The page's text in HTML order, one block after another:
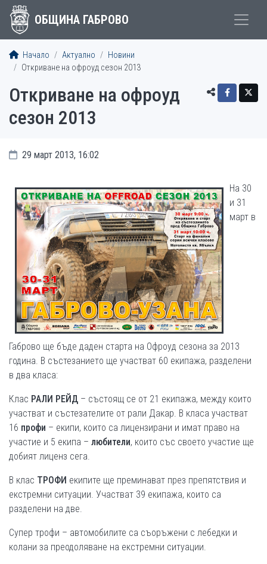
ОБЩИНА ГАБРОВО
Начало Актуално
Новини
Откриване на офроуд сезон 2013
Откриване на офроуд
сезон 2013
29 март 2013, 16:02
На 30
и 31
март в
Габрово ще бъде даден старта на Офроуд сезона за 2013
година. В състезанието ще участват 60 екипажа, разделени
в два класа:
Клас РАЛИ РЕЙД – състоящ се от 21 екипажа, между които
участват и състезателите от рали Дакар. В класа участват
16 профи – екипи, които са лицензирани и имат право на
участие и 5 екипа – любители, които със своето участие ще
добият лиценз сега.
В клас ТРОФИ екипите ще преминават през препятствия и
екстремни ситуации. Участват 39 екипажа, които са
разделени на две.
Супер трофи – автомобилите са съоръжени с лебедки и
колани за преодоляване на екстремни ситуации.